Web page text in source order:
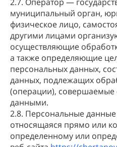
муниципальный орган,
физическое лицо,
другими лицами
осуществляющие
а также определяющие
персональных данных,
данных, подлежащих
(операции), совершаемые
данными.
2.8. Персональные
относящаяся прямо или
определенному или